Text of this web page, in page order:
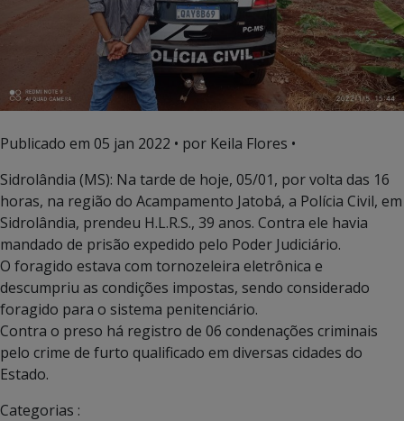
Publicado em 05 jan 2022 • por Keila Flores •
Sidrolândia (MS): Na tarde de hoje, 05/01, por volta das 16
horas, na região do Acampamento Jatobá, a Polícia Civil, em
Sidrolândia, prendeu H.L.R.S., 39 anos. Contra ele havia
mandado de prisão expedido pelo Poder Judiciário.
O foragido estava com tornozeleira eletrônica e
descumpriu as condições impostas, sendo considerado
foragido para o sistema penitenciário.
Contra o preso há registro de 06 condenações criminais
pelo crime de furto qualificado em diversas cidades do
Estado.
Categorias :